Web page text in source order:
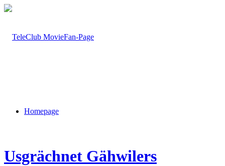
Homepage
Usgrächnet Gähwilers